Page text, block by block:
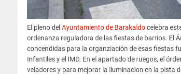
El pleno delAyuntamiento de Barakaldocelebra
ordenanza reguladora de las fiestas de barrios. El
concendidas para la organziación de esas fiestas
Infantiles y el IMD. En el apartado de ruegos, el
veladores y para mejorar la iluminacion en la pista